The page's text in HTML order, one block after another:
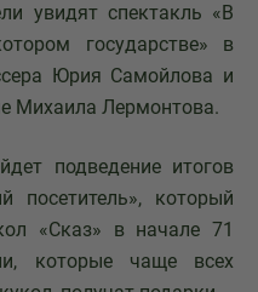
увидят спектакль «В
государстве» в
Юрия Самойлова и
Михаила Лермонтова.
подведение итогов
посетитель», который
«Сказ» в начале 71
которые чаще всех